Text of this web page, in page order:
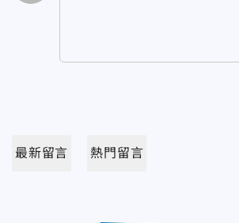
最新留言 熱門留言